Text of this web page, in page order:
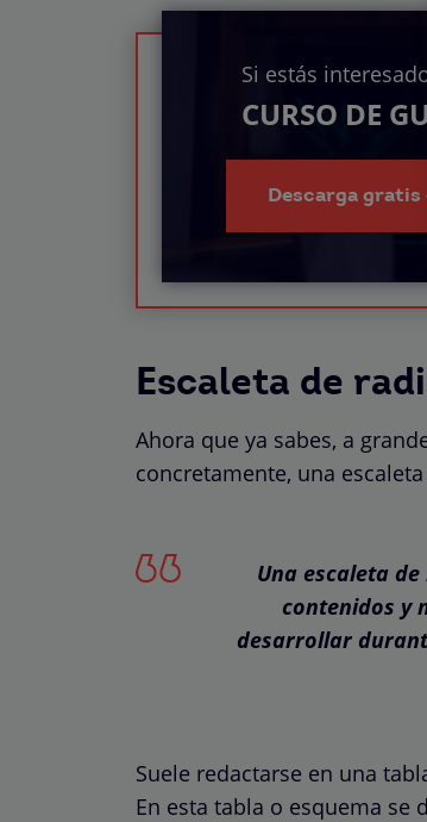
Si estás
CURSO DE
Descarga gratis
Escaleta de
Ahora que ya sabes, a
concretamente, una
Una escaleta
contenidos y
desarrollar
Suele redactarse en una
En esta tabla o esquema